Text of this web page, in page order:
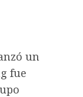
un
fue